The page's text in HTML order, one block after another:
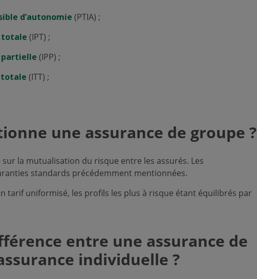
d’autonomie (PTIA) ;
totale (IPT) ;
(IPP) ;
(ITT) ;
une assurance de groupe ?
la mutualisation du risque entre les assurés. Les
standards précédemment mentionnées.
tarif uniformisé, les profils les plus à risque étant équilibrés par
entre une assurance de
individuelle ?